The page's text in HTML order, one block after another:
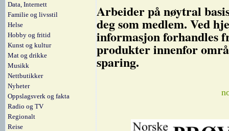
Data, Internett
Familie og livsstil
Helse
Hobby og fritid
Kunst og kultur
Mat og drikke
Musikk
Nettbutikker
Nyheter
Oppslagsverk og fakta
Radio og TV
Regionalt
Reise
Arbeider på nøytral
deg som medlem. Ved
informasjon forhandles
produkter innenfor
sparing.